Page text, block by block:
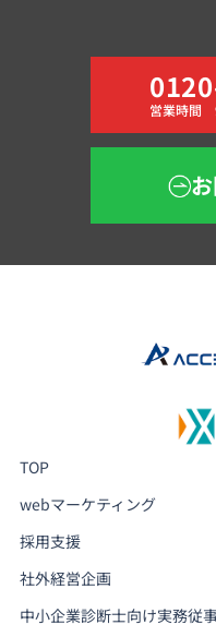
営業時間
TOP
webマーケティング
採用支援
社外経営企画
中小企業診断士向け実務従